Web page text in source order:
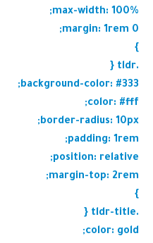
max-width: 100%;
margin: 1rem 0;
}
.tldr {
background-color: #333;
color: #fff;
border-radius: 10px;
padding: 1rem;
position: relative;
margin-top: 2rem;
}
.tldr-title {
color: gold;